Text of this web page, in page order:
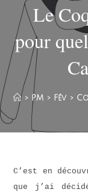
Le
pour
> PM > Fév >
C’est en
que j’ai